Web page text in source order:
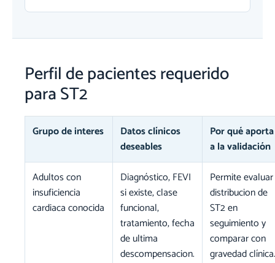
Perfil de pacientes requerido
para ST2
Grupo de interes
Datos clínicos
deseables
Por qué aporta
a la validación
Adultos con
insuficiencia
cardiaca conocida
Diagnóstico, FEVI
si existe, clase
funcional,
tratamiento, fecha
de ultima
descompensacion.
Permite evaluar
distribucion de
ST2 en
seguimiento y
comparar con
gravedad clínica.